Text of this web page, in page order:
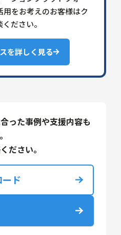
用をお考えのお客様はク
ださい。
を詳しく見る
った事例や支援内容も
ださい。
ド